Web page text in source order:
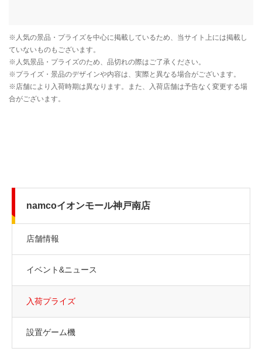
namcoイオンモール神戸南店
店舗情報
イベント&ニュース
入荷プライズ
設置ゲーム機